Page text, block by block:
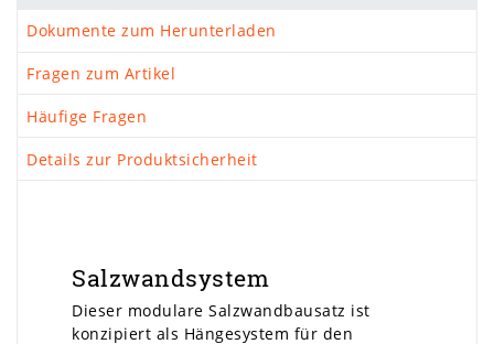
Dokumente zum Herunterladen
Fragen zum Artikel
Häufige Fragen
Details zur Produktsicherheit
Salzwandsystem
Dieser modulare Salzwandbausatz ist
konzipiert als Hängesystem für den